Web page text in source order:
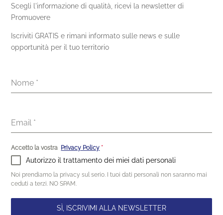
Scegli l'informazione di qualità, ricevi la newsletter di
Promuovere
Iscriviti GRATIS e rimani informato sulle news e sulle
opportunità per il tuo territorio
Nome *
Email *
Accetto la vostra Privacy Policy *
Autorizzo il trattamento dei miei dati personali
Noi prendiamo la privacy sul serio. I tuoi dati personali non saranno mai
ceduti a terzi. NO SPAM.
SÌ, ISCRIVIMI ALLA NEWSLETTER